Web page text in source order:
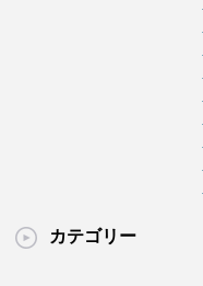
カテゴリー